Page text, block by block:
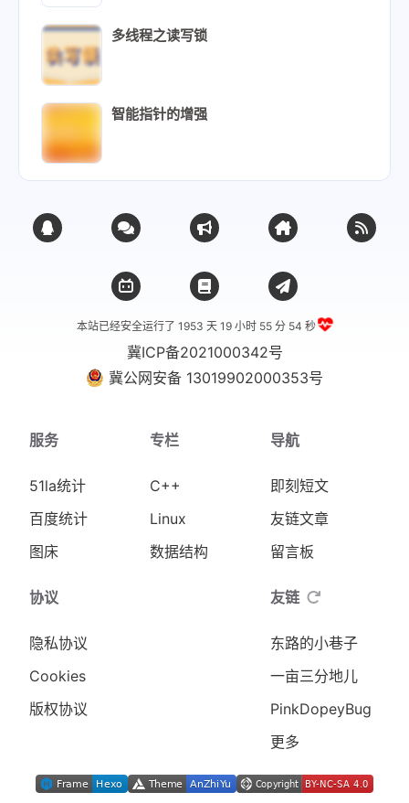
多线程之读写锁
智能指针的增强
本站已经安全运行了 1953 天 19 小时 55 分 55 秒
冀ICP备2021000342号
冀公网安备 13019902000353号
服务
51la统计
百度统计
图床
专栏
C++
Linux
数据结构
导航
即刻短文
友链文章
留言板
协议
隐私协议
Cookies
版权协议
友链
东路的小巷子
一亩三分地儿
PinkDopeyBug
更多